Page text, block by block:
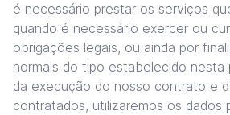
é necessário prestar os serviços
quando é necessário exercer ou
obrigações legais, ou ainda por
normais do tipo estabelecido nesta
da execução do nosso contrato e
contratados, utilizaremos os dados